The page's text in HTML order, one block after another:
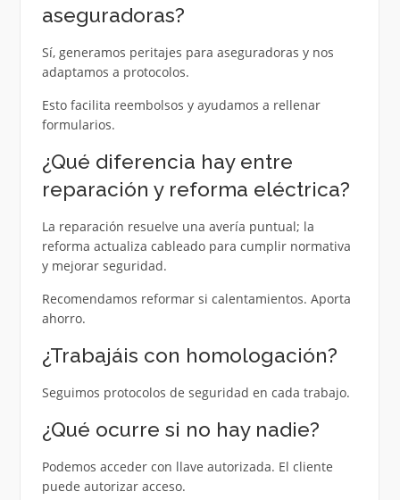
aseguradoras?
Sí, generamos peritajes para aseguradoras y nos
adaptamos a protocolos.
Esto facilita reembolsos y ayudamos a rellenar
formularios.
¿Qué diferencia hay entre
reparación y reforma eléctrica?
La reparación resuelve una avería puntual; la
reforma actualiza cableado para cumplir normativa
y mejorar seguridad.
Recomendamos reformar si calentamientos. Aporta
ahorro.
¿Trabajáis con homologación?
Seguimos protocolos de seguridad en cada trabajo.
¿Qué ocurre si no hay nadie?
Podemos acceder con llave autorizada. El cliente
puede autorizar acceso.